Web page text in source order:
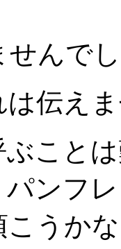
せんで
伝え
こと
パンフ
こうか